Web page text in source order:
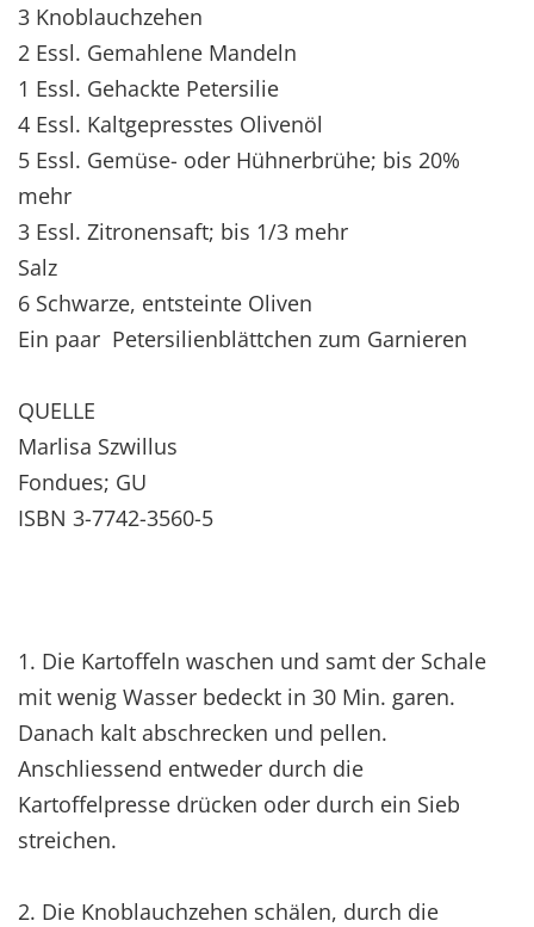
3 Knoblauchzehen
2 Essl. Gemahlene Mandeln
1 Essl. Gehackte Petersilie
4 Essl. Kaltgepresstes Olivenöl
5 Essl. Gemüse- oder Hühnerbrühe; bis 20%
mehr
3 Essl. Zitronensaft; bis 1/3 mehr
Salz
6 Schwarze, entsteinte Oliven
Ein paar Petersilienblättchen zum Garnieren
QUELLE
Marlisa Szwillus
Fondues; GU
ISBN 3-7742-3560-5
1. Die Kartoffeln waschen und samt der Schale
mit wenig Wasser bedeckt in 30 Min. garen.
Danach kalt abschrecken und pellen.
Anschliessend entweder durch die
Kartoffelpresse drücken oder durch ein Sieb
streichen.
2. Die Knoblauchzehen schälen, durch die